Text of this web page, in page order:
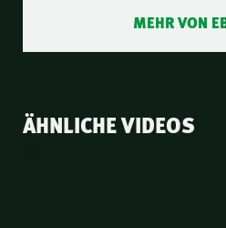
MEHR VON
ÄHNLICHE VIDEOS